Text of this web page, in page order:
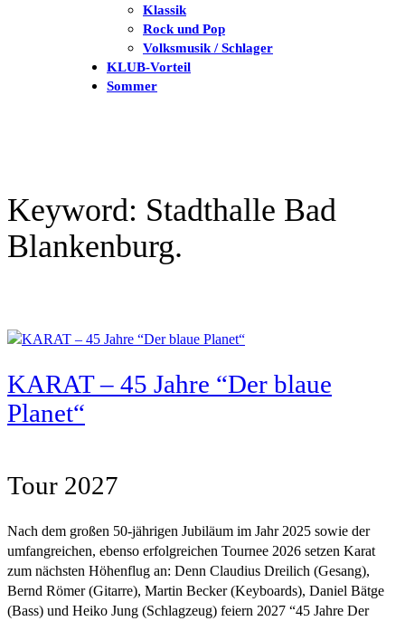
Klassik
Rock und Pop
Volksmusik / Schlager
KLUB-Vorteil
Sommer
Keyword: Stadthalle Bad
Blankenburg.
KARAT – 45 Jahre “Der blaue
Planet“
Tour 2027
Nach dem großen 50-jährigen Jubiläum im Jahr 2025 sowie der
umfangreichen, ebenso erfolgreichen Tournee 2026 setzen Karat
zum nächsten Höhenflug an: Denn Claudius Dreilich (Gesang),
Bernd Römer (Gitarre), Martin Becker (Keyboards), Daniel Bätge
(Bass) und Heiko Jung (Schlagzeug) feiern 2027 “45 Jahre Der